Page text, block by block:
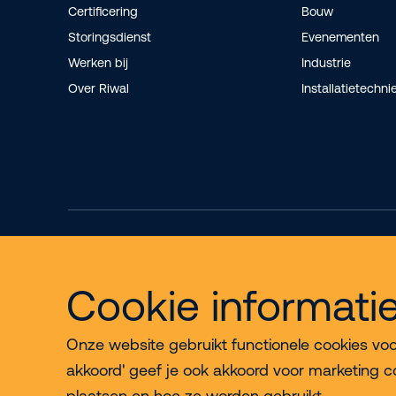
Cookie
Onze website gebruikt functionele cookies
akkoord' geef je ook akkoord voor marketing
Certificering
Storingsdienst
Werken bij
Over Riwal
Bouw
Evenementen
Industrie